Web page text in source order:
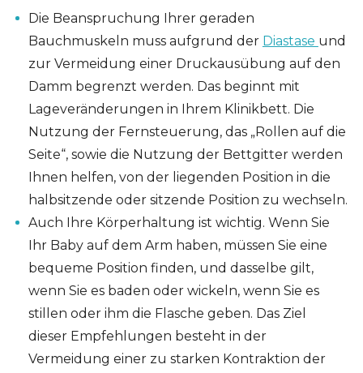
Die Beanspruchung Ihrer geraden
Bauchmuskeln muss aufgrund der Diastase und
zur Vermeidung einer Druckausübung auf den
Damm begrenzt werden. Das beginnt mit
Lageveränderungen in Ihrem Klinikbett. Die
Nutzung der Fernsteuerung, das „Rollen auf die
Seite“, sowie die Nutzung der Bettgitter werden
Ihnen helfen, von der liegenden Position in die
halbsitzende oder sitzende Position zu wechseln.
Auch Ihre Körperhaltung ist wichtig. Wenn Sie
Ihr Baby auf dem Arm haben, müssen Sie eine
bequeme Position finden, und dasselbe gilt,
wenn Sie es baden oder wickeln, wenn Sie es
stillen oder ihm die Flasche geben. Das Ziel
dieser Empfehlungen besteht in der
Vermeidung einer zu starken Kontraktion der